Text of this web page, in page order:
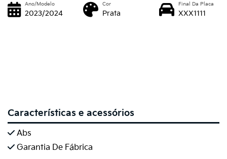
Ano/Modelo
2023/2024
Cor
Prata
Final Da Placa
XXX1111
Características e acessórios
Abs
Garantia De Fábrica